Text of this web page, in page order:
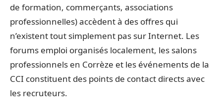
de formation, commerçants, associations
professionnelles) accèdent à des offres qui
n’existent tout simplement pas sur Internet. Les
forums emploi organisés localement, les salons
professionnels en Corrèze et les événements de la
CCI constituent des points de contact directs avec
les recruteurs.